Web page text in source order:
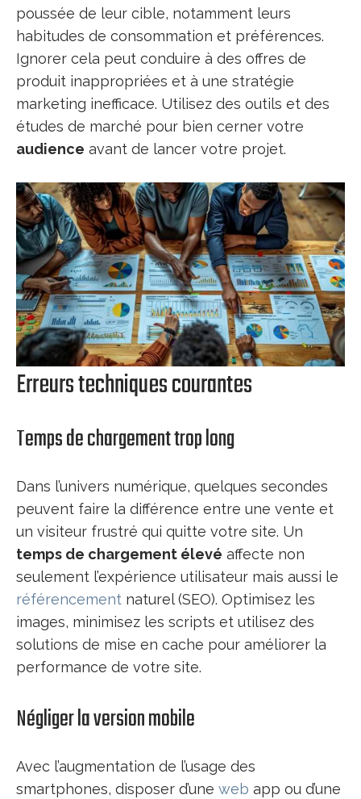
poussée de leur cible, notamment leurs
habitudes de consommation et préférences.
Ignorer cela peut conduire à des offres de
produit inappropriées et à une stratégie
marketing inefficace. Utilisez des outils et des
études de marché pour bien cerner votre
audience avant de lancer votre projet.
Erreurs techniques courantes
Temps de chargement trop long
Dans l’univers numérique, quelques secondes
peuvent faire la différence entre une vente et
un visiteur frustré qui quitte votre site. Un
temps de chargement élevé affecte non
seulement l’expérience utilisateur mais aussi le
référencement naturel (SEO). Optimisez les
images, minimisez les scripts et utilisez des
solutions de mise en cache pour améliorer la
performance de votre site.
Négliger la version mobile
Avec l’augmentation de l’usage des
smartphones, disposer d’une web app ou d’une